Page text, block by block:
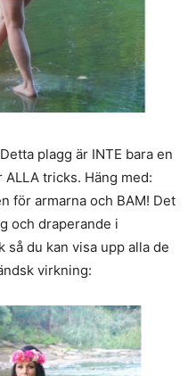
plagg är INTE bara en
tricks. Häng med:
för armarna och BAM! Det
och draperande i
du kan visa upp alla de
virkning: